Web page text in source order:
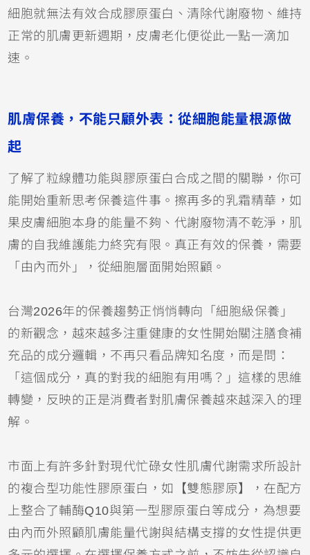
細胞就無法有效合成膠原蛋白、清除代謝廢物、維持
正常的肌膚更新週期，皮膚老化便從此一點一滴加
速。
肌膚保養，不能只顧外表：從細胞能量根源做
起
了解了粒線體功能與膠原蛋白合成之間的關聯，你可
能開始重新思考保養這件事。擦再多的乳霜精華，如
果皮膚細胞本身的能量不夠、代謝廢物清不乾淨，肌
膚的自我維護能力終究有限。真正有效的保養，需要
「由內而外」，從細胞層面開始照顧。
台灣2026年的保養趨勢正悄悄轉向「細胞級保養」
的新觀念，越來越多注重健康的女性開始關注膳食補
充品的成分邏輯，不再只看品牌知名度，而是問：
「這個成分，真的對我的細胞有用嗎？」這樣的思維
轉變，反映的正是消費者對肌膚保養越來越深入的理
解。
市面上有許多針對現代忙碌女性肌膚代謝需求所設計
的複合型功能性膠原蛋白，如【雙態膠原】，在配方
上整合了輔酶Q10與第一型膠原蛋白等成分，為想要
由內而外照顧肌膚能量代謝與結構支撐的女性提供更